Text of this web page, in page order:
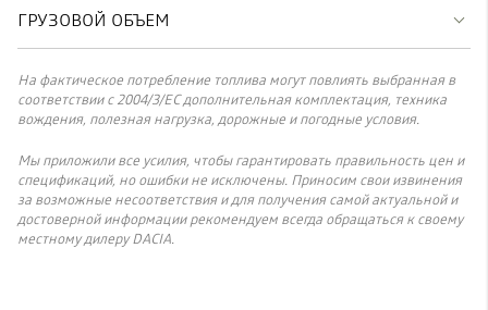
ГРУЗОВОЙ ОБЪЕМ
На фактическое потребление топлива могут повлиять выбранная в
соответствии с 2004/3/ЕС дополнительная комплектация, техника
вождения, полезная нагрузка, дорожные и погодные условия.
Мы приложили все усилия, чтобы гарантировать правильность цен и
спецификаций, но ошибки не исключены. Приносим свои извинения
за возможные несоответствия и для получения самой актуальной и
достоверной информации рекомендуем всегда обращаться к своему
местному дилеру DACIA.